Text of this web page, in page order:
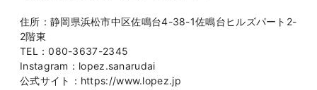
住所：静岡県浜松市中区佐鳴台4-38-1佐鳴台ヒルズパート2-
2階東
TEL：080-3637-2345
Instagram：lopez.sanarudai
公式サイト：https://www.lopez.jp